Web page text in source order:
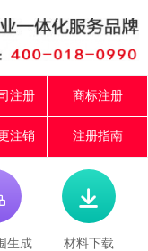
注册 商标注册
注销 注册指南
生成

材料下载